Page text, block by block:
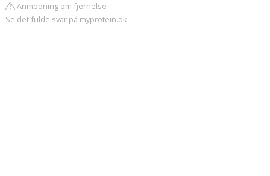
Anmodning om fjernelse
Se det fulde svar på myprotein.dk